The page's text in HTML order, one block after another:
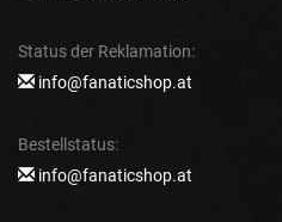
Status der Reklamation:
info@fanaticshop.at
Bestellstatus:
info@fanaticshop.at